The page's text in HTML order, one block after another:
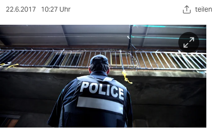
sport
berlin
nord
wahrheit
verlag
22.6.2017 10:27 Uhr teilen